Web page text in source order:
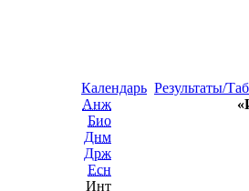
Календарь Результаты/
Анж
Био
Днм
Држ
Есн
Инт